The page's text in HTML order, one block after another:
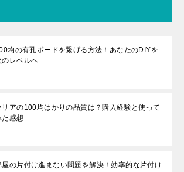
均の有孔ボードを繋げる方法！あなたのDIYを
のレベルへ
リアの100均はかりの品質は？購入経験と使って
た感想
屋の片付け進まない問題を解決！効率的な片付け